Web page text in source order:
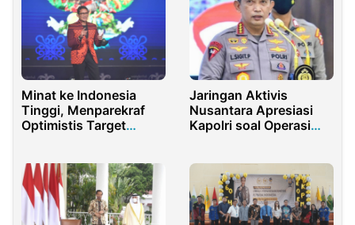
Minat ke Indonesia
Tinggi, Menparekraf
Optimistis Target
Jaringan Aktivis
Nusantara Apresiasi
Kapolri soal Operasi